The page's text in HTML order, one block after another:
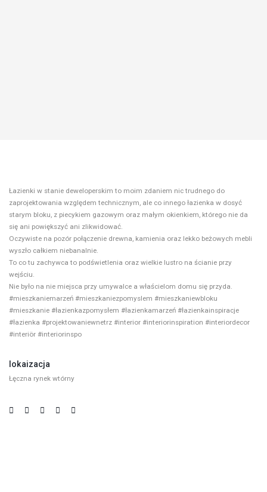
Łazienki w stanie deweloperskim to moim zdaniem nic trudnego do
zaprojektowania względem technicznym, ale co innego łazienka w dosyć
starym bloku, z piecykiem gazowym oraz małym okienkiem, którego nie da
się ani powiększyć ani zlikwidować.
Oczywiste na pozór połączenie drewna, kamienia oraz lekko beżowych mebli
wyszło całkiem niebanalnie.
To co tu zachywca to podświetlenia oraz wielkie lustro na ścianie przy
wejściu.
Nie było na nie miejsca przy umywalce a właścielom domu się przyda.
#mieszkaniemarzeń #mieszkaniezpomyslem #mieszkaniewbloku
#mieszkanie #łazienkazpomysłem #łazienkamarzeń #łazienkainspiracje
#łazienka #projektowaniewnetrz #interior #interiorinspiration #interiordecor
#interiör #interiorinspo
lokaizacja
Łęczna rynek wtórny